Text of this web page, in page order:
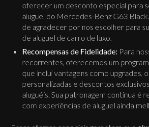
oferecer um desconto especial para
aluguel do Mercedes-Benz G63
de agradecer por nos escolher para
de aluguel de carro de luxo.
Recompensas de Fidelidade: Para
recorrentes, oferecemos um
que inclui vantagens como upgrades,
personalizadas e descontos
aluguéis. Sua patronagem contínua é
com experiências de aluguel ainda